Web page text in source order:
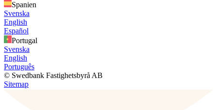
Spanien
Svenska
English
Español
Portugal
Svenska
English
Português
© Swedbank Fastighetsbyrå AB
Sitemap